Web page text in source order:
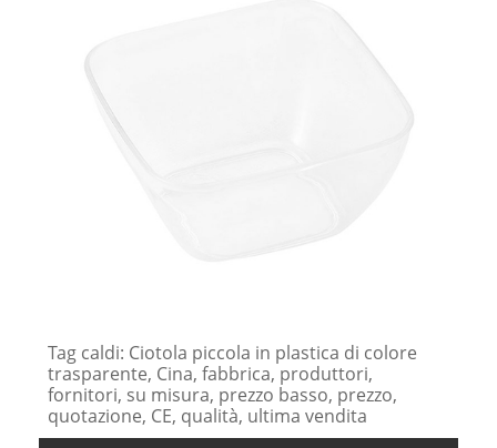
Tag caldi: Ciotola piccola in plastica di colore
trasparente, Cina, fabbrica, produttori,
fornitori, su misura, prezzo basso, prezzo,
quotazione, CE, qualità, ultima vendita